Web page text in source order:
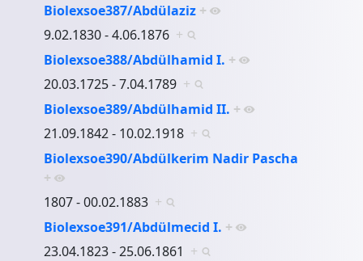
Biolexsoe387/Abdülaziz +
9.02.1830 - 4.06.1876 +
Biolexsoe388/Abdülhamid I. +
20.03.1725 - 7.04.1789 +
Biolexsoe389/Abdülhamid II. +
21.09.1842 - 10.02.1918 +
Biolexsoe390/Abdülkerim Nadir Pascha
+
1807 - 00.02.1883 +
Biolexsoe391/Abdülmecid I. +
23.04.1823 - 25.06.1861 +